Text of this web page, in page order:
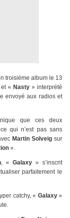
troisième album le 13
et « Nasty » interprété
envoyé aux radios et
que ces deux
qui n’est pas sans
Martin Solveigsur
».
, «Galaxy» s’inscrit
parfaitement le
catchy, « Galaxy »